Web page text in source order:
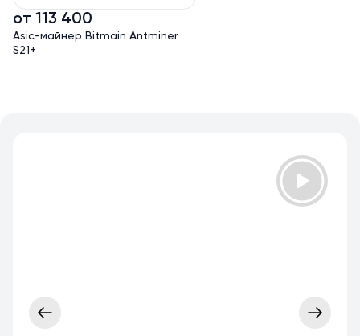
от 113 400
Asic-майнер Bitmain Antminer
S21+